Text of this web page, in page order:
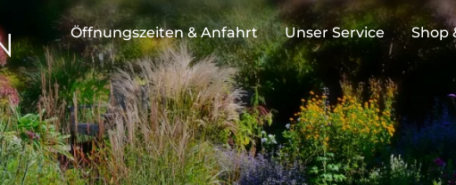
Öffnungszeiten & Anfahrt Unser Service Shop